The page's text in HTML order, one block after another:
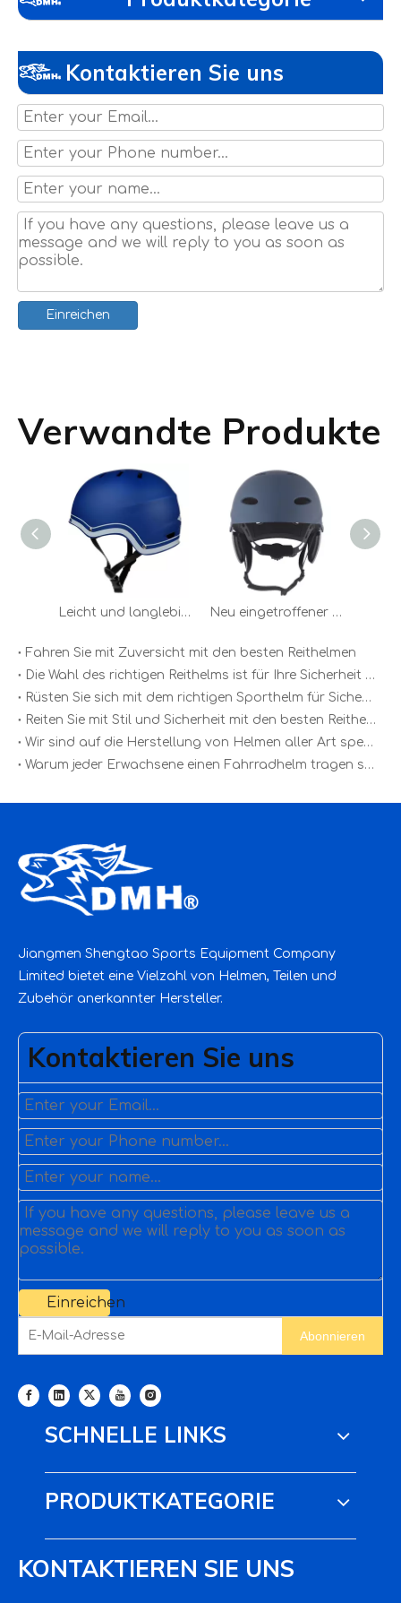
Kontaktieren Sie uns
Einreichen
Verwandte Produkte
Leicht und langlebig – CE-Sicherheits-Wassersporthelm, Schutzausrüstung für Kajakfahren, Wasserski-Helm, Wakeboard-Helm Neu eingetroffener Wildwasserhelm, Wassersporthelm Blau
Fahren Sie mit Zuversicht mit den besten Reithelmen
Die Wahl des richtigen Reithelms ist für Ihre Sicherheit und Ihren Komfort von entscheidender Bedeutung
Rüsten Sie sich mit dem richtigen Sporthelm für Sicherheit und Stil aus
Reiten Sie mit Stil und Sicherheit mit den besten Reithelmen für Erwachsene
Wir sind auf die Herstellung von Helmen aller Art spezialisiert
Warum jeder Erwachsene einen Fahrradhelm tragen sollte?
Jiangmen Shengtao Sports Equipment Company
Limited bietet eine Vielzahl von Helmen, Teilen und
Zubehör anerkannter Hersteller.
Kontaktieren Sie uns
Einreichen
Abonnieren
SCHNELLE LINKS
PRODUKTKATEGORIE
KONTAKTIEREN SIE UNS